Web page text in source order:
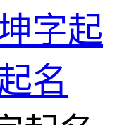
字起
名